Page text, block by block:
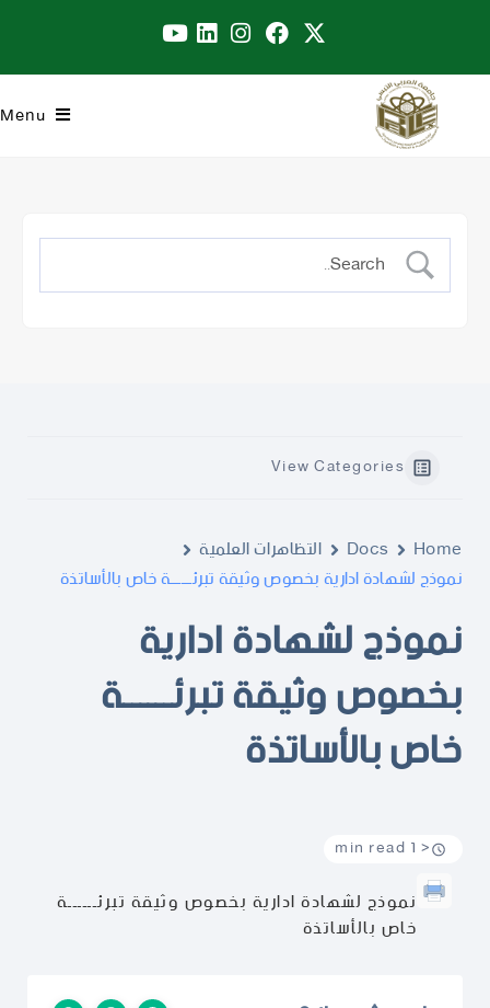
Menu
View Categories
Home
Docs التظاهرات العلمية
نموذج لشهادة ادارية بخصوص وثيقة تبرئــــــة خاص بالأساتذة
نموذج لشهادة ادارية
بخصوص وثيقة تبرئــــــة
خاص بالأساتذة
< 1 min read
نموذج لشهادة ادارية بخصوص وثيقة تبرئــــــة
خاص بالأساتذة